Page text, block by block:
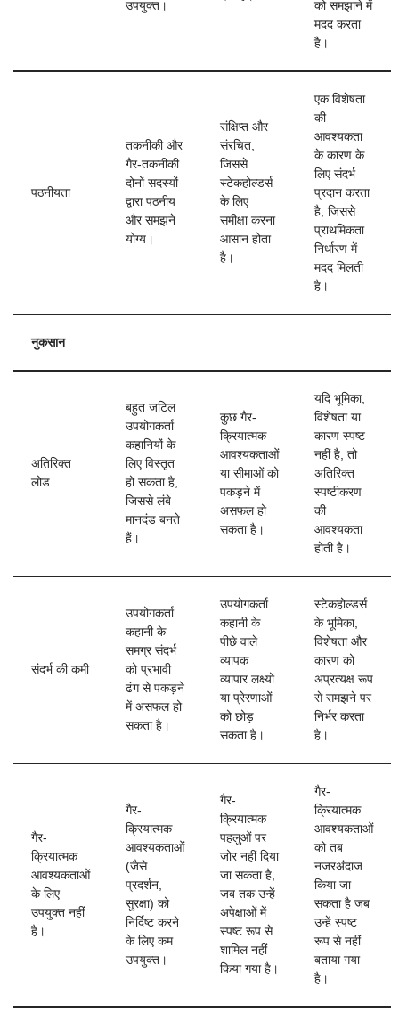
उपयुक्त।
को समझाने में
मदद करता
है।
पठनीयता
तकनीकी और
गैर-तकनीकी
दोनों सदस्यों
द्वारा पठनीय
और समझने
योग्य।
संक्षिप्त और
संरचित,
जिससे
स्टेकहोल्डर्स
के लिए
समीक्षा करना
आसान होता
है।
एक विशेषता
की
आवश्यकता
के कारण के
लिए संदर्भ
प्रदान करता
है, जिससे
प्राथमिकता
निर्धारण में
मदद मिलती
है।
नुकसान
अतिरिक्त
लोड
बहुत जटिल
उपयोगकर्ता
कहानियों के
लिए विस्तृत
हो सकता है,
जिससे लंबे
मानदंड बनते
हैं।
कुछ गैर-
क्रियात्मक
आवश्यकताओं
या सीमाओं को
पकड़ने में
असफल हो
सकता है।
यदि भूमिका,
विशेषता या
कारण स्पष्ट
नहीं है, तो
अतिरिक्त
स्पष्टीकरण
की
आवश्यकता
होती है।
संदर्भ की कमी
उपयोगकर्ता
कहानी के
समग्र संदर्भ
को प्रभावी
ढंग से पकड़ने
में असफल हो
सकता है।
उपयोगकर्ता
कहानी के
पीछे वाले
व्यापक
व्यापार लक्ष्यों
या प्रेरणाओं
को छोड़
सकता है।
स्टेकहोल्डर्स
के भूमिका,
विशेषता और
कारण को
अप्रत्यक्ष रूप
से समझने पर
निर्भर करता
है।
गैर-
क्रियात्मक
आवश्यकताओं
के लिए
उपयुक्त नहीं
है।
गैर-
क्रियात्मक
आवश्यकताओं
(जैसे
प्रदर्शन,
सुरक्षा) को
निर्दिष्ट करने
के लिए कम
उपयुक्त।
गैर-
क्रियात्मक
पहलुओं पर
जोर नहीं दिया
जा सकता है,
जब तक उन्हें
अपेक्षाओं में
स्पष्ट रूप से
शामिल नहीं
किया गया है।
गैर-
क्रियात्मक
आवश्यकताओं
को तब
नजरअंदाज
किया जा
सकता है जब
उन्हें स्पष्ट
रूप से नहीं
बताया गया
है।